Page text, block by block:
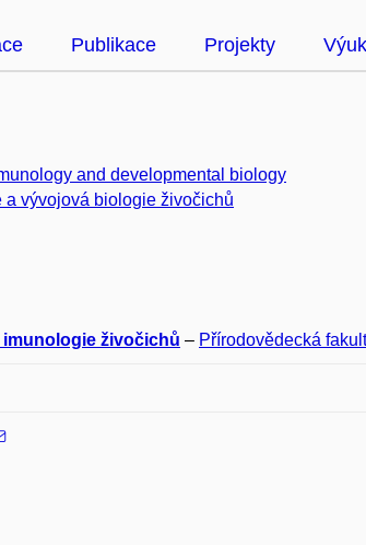
Publikace Projekty
and developmental biology
a vývojová biologie živočichů
živočichů – Přírodovědecká